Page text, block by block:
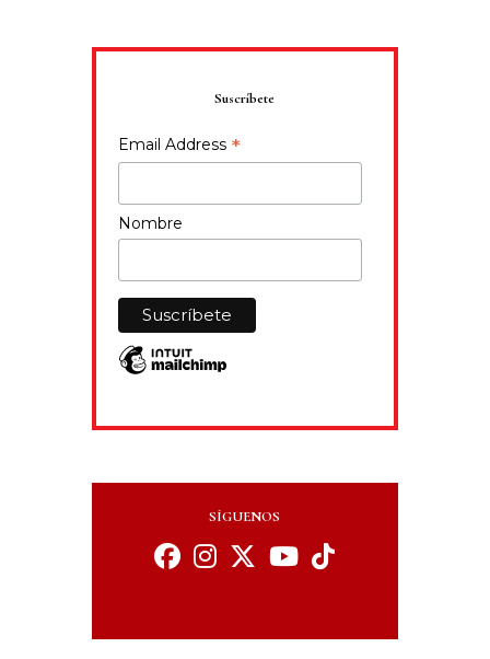
Suscríbete
Email Address *
Nombre
SÍGUENOS